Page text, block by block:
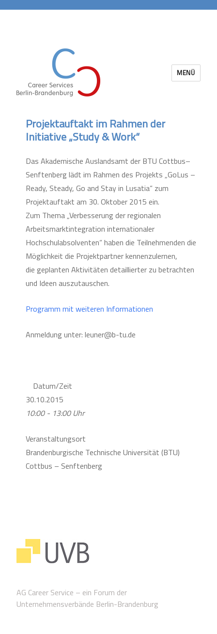
MENÜ
Projektauftakt im Rahmen der
Initiative „Study & Work“
Das Akademische Auslandsamt der BTU Cottbus–
Senftenberg lädt im Rahmen des Projekts „GoLus –
Ready, Steady, Go and Stay in Lusatia“ zum
Projektauftakt am 30. Oktober 2015 ein.
Zum Thema „Verbesserung der regionalen
Arbeitsmarktintegration internationaler
Hochschulabsolventen“ haben die Teilnehmenden die
Möglichkeit die Projektpartner kennenzulernen,
die geplanten Aktivitäten detaillierter zu betrachten
und Ideen auszutauschen.
Programm mit weiteren Informationen
Anmeldung unter: leuner@b-tu.de
Datum/Zeit
30.10.2015
10:00 - 13:00 Uhr
Veranstaltungsort
Brandenburgische Technische Universität (BTU)
Cottbus – Senftenberg
AG Career Service – ein Forum der
Unternehmensverbände Berlin-Brandenburg